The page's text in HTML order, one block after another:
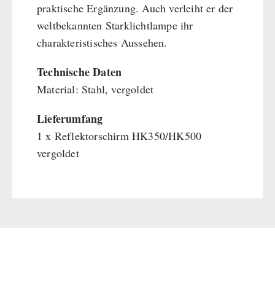
praktische Ergänzung. Auch verleiht er der
weltbekannten Starklichtlampe ihr
charakteristisches Aussehen.
Technische Daten
Material: Stahl, vergoldet
Lieferumfang
1 x Reflektorschirm HK350/HK500
vergoldet